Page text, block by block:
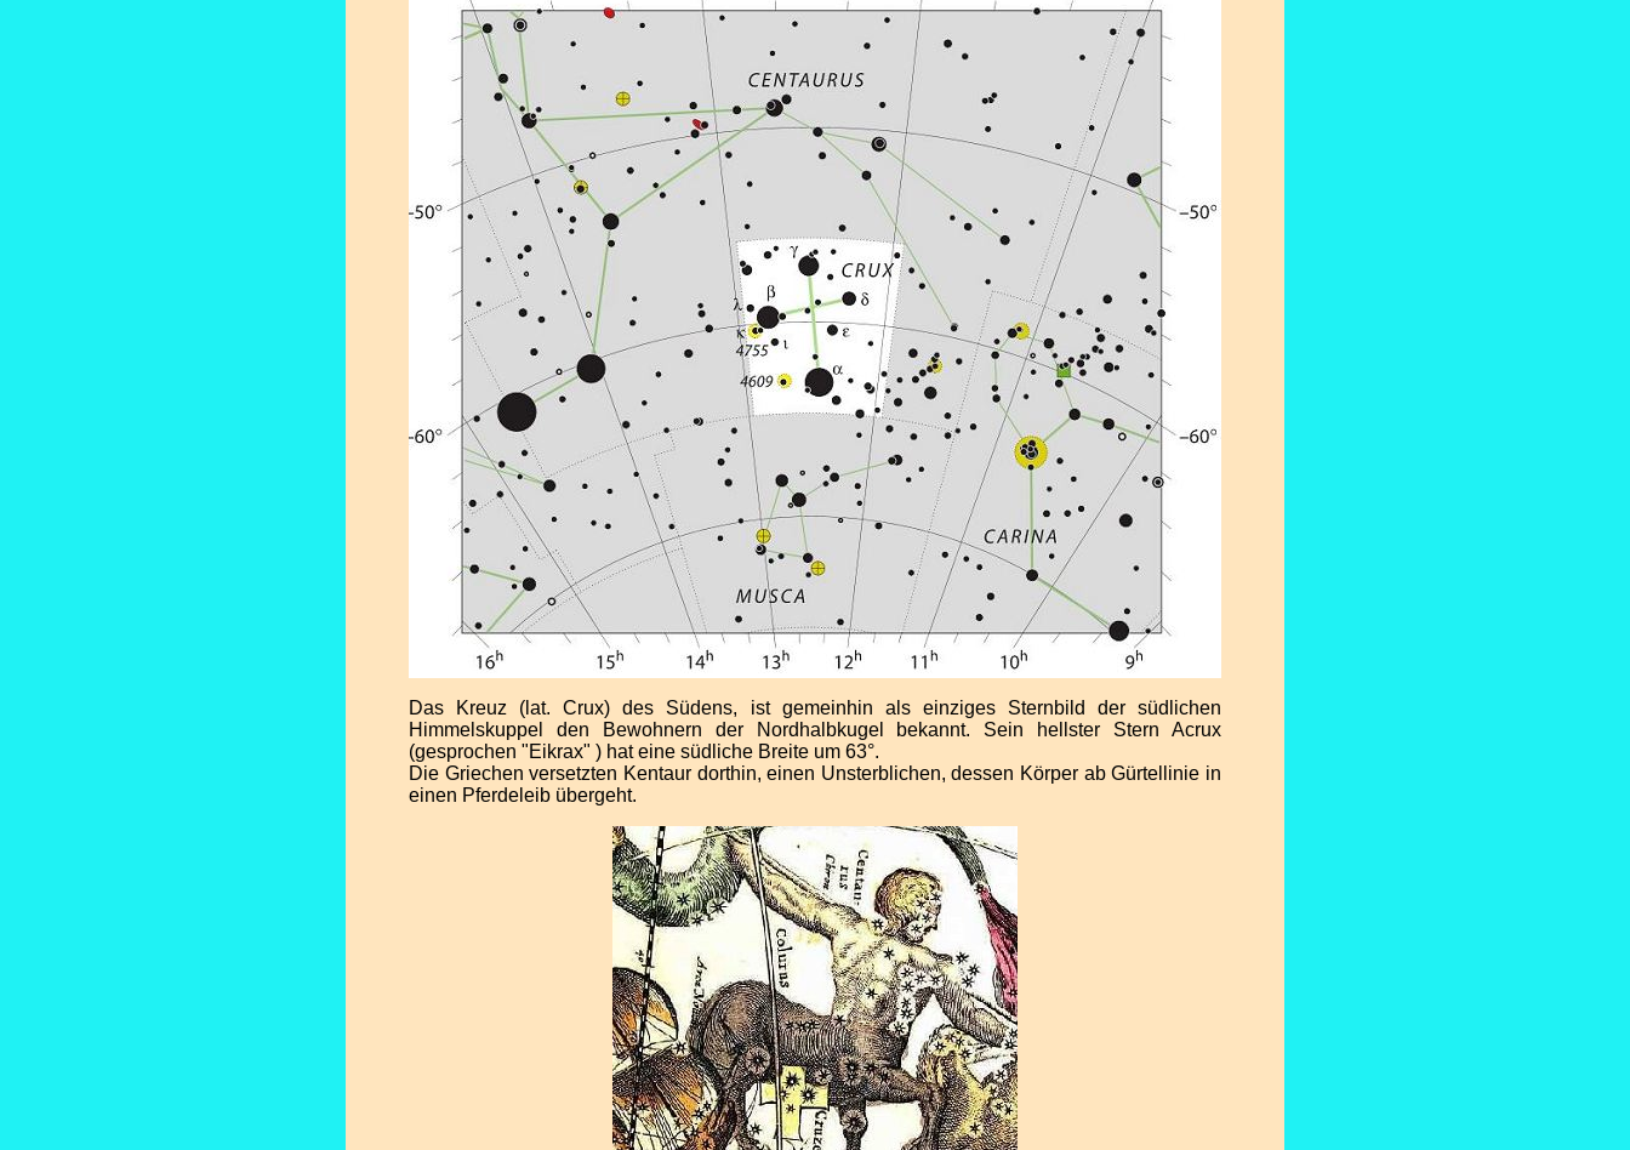
Das Kreuz (lat. Crux) des Südens, ist gemeinhin als einziges Sternbild der südlichen
Himmelskuppel den Bewohnern der Nordhalbkugel bekannt. Sein hellster Stern Acrux
(gesprochen "Eikrax" ) hat eine südliche Breite um 63°.
Die Griechen versetzten Kentaur dorthin, einen Unsterblichen, dessen Körper ab Gürtellinie in
einen Pferdeleib übergeht.